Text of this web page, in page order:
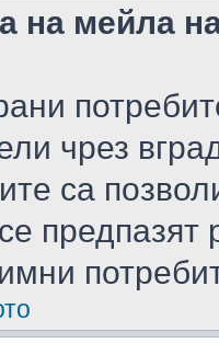
на мейла
чрез
са
предпазят